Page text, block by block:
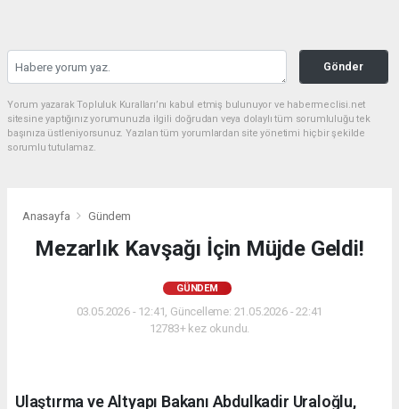
Gönder
Yorum yazarak Topluluk Kuralları’nı kabul etmiş bulunuyor ve habermeclisi.net
sitesine yaptığınız yorumunuzla ilgili doğrudan veya dolaylı tüm sorumluluğu tek
başınıza üstleniyorsunuz. Yazılan tüm yorumlardan site yönetimi hiçbir şekilde
sorumlu tutulamaz.
Anasayfa Gündem
Mezarlık Kavşağı İçin Müjde Geldi!
GÜNDEM
03.05.2026 - 12:41, Güncelleme: 21.05.2026 - 22:41
12783+ kez okundu.
Ulaştırma ve Altyapı Bakanı Abdulkadir Uraloğlu,